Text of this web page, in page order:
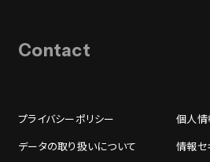
Contact
プライバシーポリシー
個人情
データの取り扱いについて
情報セ